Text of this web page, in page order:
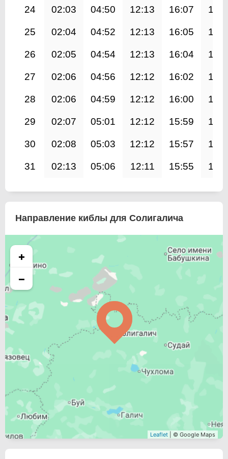
24 02:03 04:50 12:13 16:07
25 02:04 04:52 12:13 16:05
26 02:05 04:54 12:13 16:04
27 02:06 04:56 12:12 16:02
28 02:06 04:59 12:12 16:00
29 02:07 05:01 12:12 15:59
30 02:08 05:03 12:12 15:57
31 02:13 05:06 12:11 15:55
Направление киблы для Солигалича
+
−
Leaflet | © Google Maps